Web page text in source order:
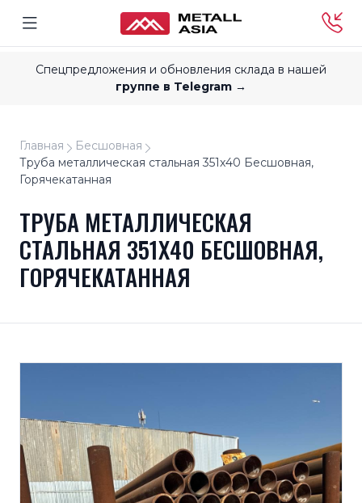
Спецпредложения и обновления склада в нашей
группе в Telegram →
Главная
Бесшовная
Труба металлическая стальная 351x40 Бесшовная,
Горячекатанная
ТРУБА МЕТАЛЛИЧЕСКАЯ
СТАЛЬНАЯ 351X40 БЕСШОВНАЯ,
ГОРЯЧЕКАТАННАЯ